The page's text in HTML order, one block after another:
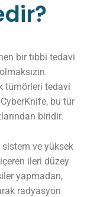
bir tıbbi tedavi
tümörleri tedavi
bu tür
biridir.
ve yüksek
ileri düzey
yapmadan,
radyasyon